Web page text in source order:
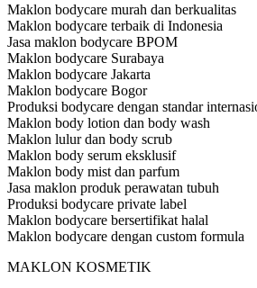
Maklon bodycare murah dan berkualitas
Maklon bodycare terbaik di Indonesia
Jasa maklon bodycare BPOM
Maklon bodycare Surabaya
Maklon bodycare Jakarta
Maklon bodycare Bogor
Produksi bodycare dengan standar
Maklon body lotion dan body wash
Maklon lulur dan body scrub
Maklon body serum eksklusif
Maklon body mist dan parfum
Jasa maklon produk perawatan tubuh
Produksi bodycare private label
Maklon bodycare bersertifikat halal
Maklon bodycare dengan custom formula
MAKLON KOSMETIK